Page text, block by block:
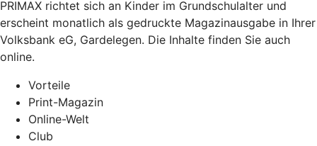
PRIMAX richtet sich an Kinder im Grundschulalter und
erscheint monatlich als gedruckte Magazinausgabe in Ihrer
Volksbank eG, Gardelegen. Die Inhalte finden Sie auch
online.
Vorteile
Print-Magazin
Online-Welt
Club